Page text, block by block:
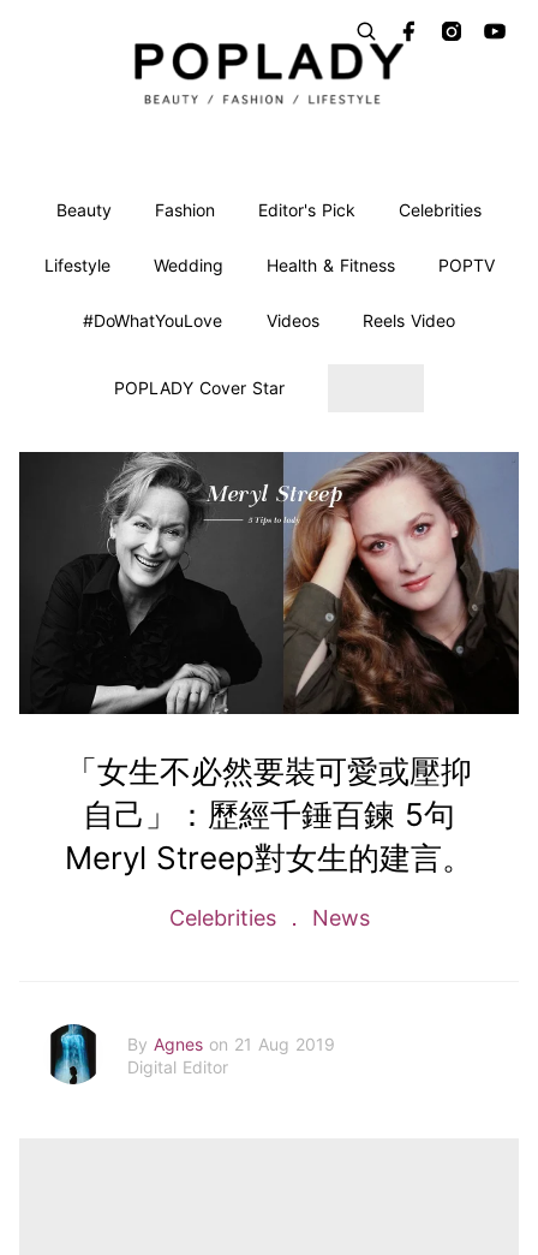
Beauty Fashion Editor's Pick Celebrities
Lifestyle Wedding Health & Fitness POPTV
#DoWhatYouLove Videos Reels Video
POPLADY Cover Star
「女生不必然要裝可愛或壓抑
自己」：歷經千錘百鍊 5句
Meryl Streep對女生的建言。
Celebrities News
By Agnes on 21 Aug 2019
Digital Editor